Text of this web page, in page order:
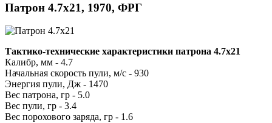
Патрон 4.7x21, 1970, ФРГ
Тактико-технические характеристики патрона 4.7x21
Калибр, мм - 4.7
Начальная скорость пули, м/с - 930
Энергия пули, Дж - 1470
Вес патрона, гр - 5.0
Вес пули, гр - 3.4
Вес порохового заряда, гр - 1.6